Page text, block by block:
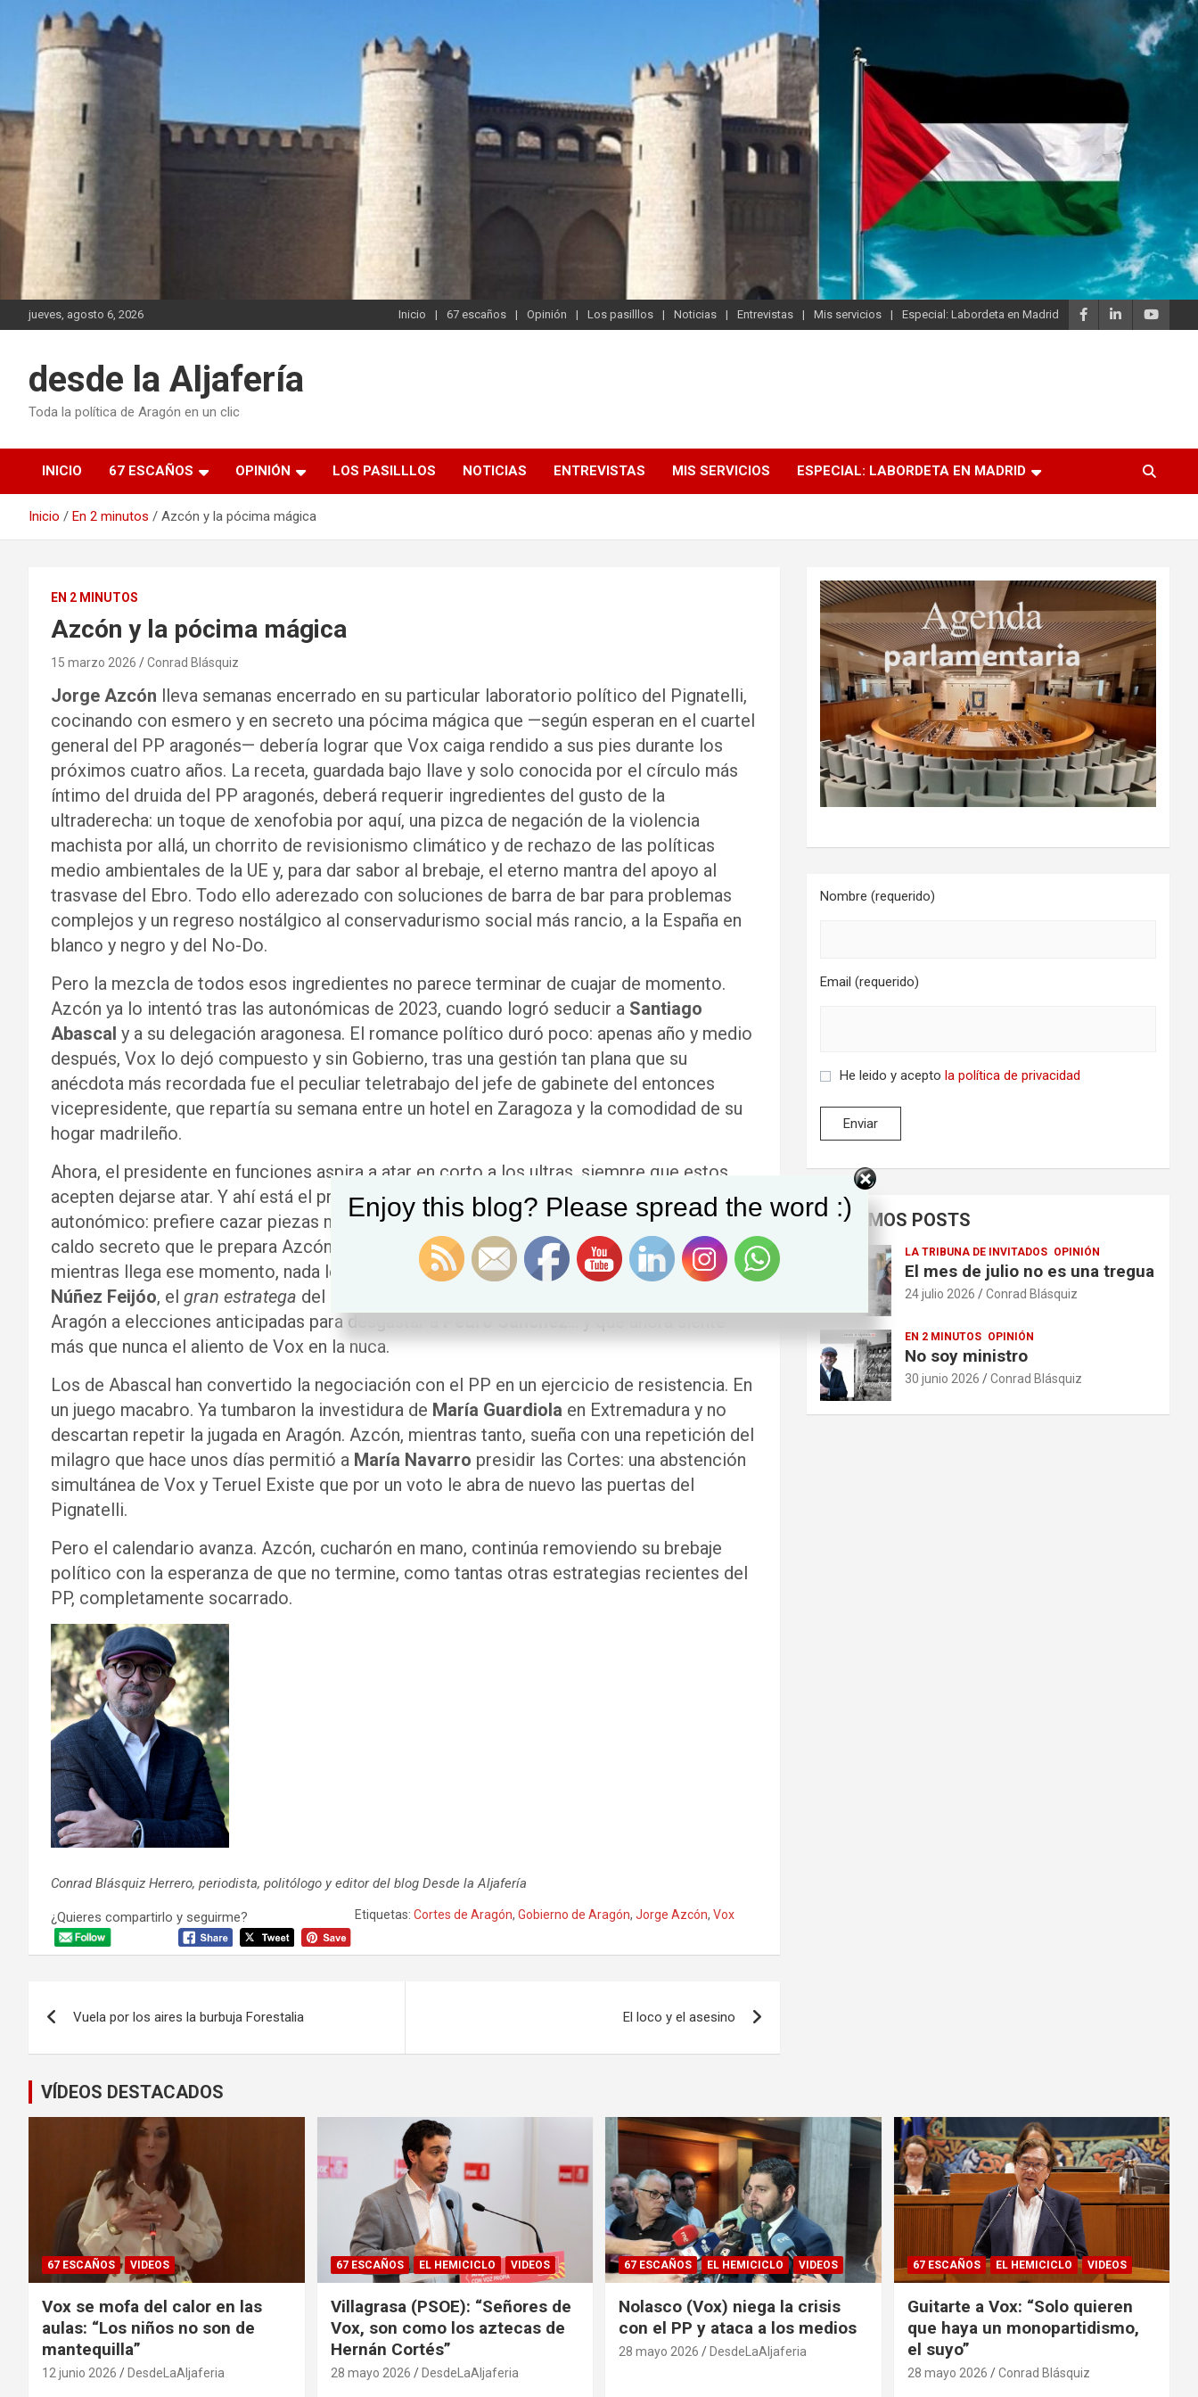
contenido
jueves, agosto 6, 2026 Inicio 67 escaños Opinión Los pasilllos Noticias Entrevistas Mis servicios Especial: Labordeta en Madrid
desde la Aljafería
Toda la política de Aragón en un clic
INICIO 67 ESCAÑOS OPINIÓN LOS PASILLLOS NOTICIAS ENTREVISTAS MIS SERVICIOS ESPECIAL: LABORDETA EN MADRID
Inicio En 2 minutos Azcón y la pócima mágica
EN 2 MINUTOS
Azcón y la pócima mágica
15 marzo 2026 Conrad Blásquiz
Jorge Azcón lleva semanas encerrado en su particular laboratorio político del Pignatelli,
cocinando con esmero y en secreto una pócima mágica que —según esperan en el cuartel
general del PP aragonés— debería lograr que Vox caiga rendido a sus pies durante los
próximos cuatro años. La receta, guardada bajo llave y solo conocida por el círculo más
íntimo del druida del PP aragonés, deberá requerir ingredientes del gusto de la
ultraderecha: un toque de xenofobia por aquí, una pizca de negación de la violencia
machista por allá, un chorrito de revisionismo climático y de rechazo de las políticas
medio ambientales de la UE y, para dar sabor al brebaje, el eterno mantra del apoyo al
trasvase del Ebro. Todo ello aderezado con soluciones de barra de bar para problemas
complejos y un regreso nostálgico al conservadurismo social más rancio, a la España en
blanco y negro y del No-Do.
Pero la mezcla de todos esos ingredientes no parece terminar de cuajar de momento.
Azcón ya lo intentó tras las autonómicas de 2023, cuando logró seducir a Santiago
Abascal y a su delegación aragonesa. El romance político duró poco: apenas año y medio
después, Vox lo dejó compuesto y sin Gobierno, tras una gestión tan plana que su
anécdota más recordada fue el peculiar teletrabajo del jefe de gabinete del entonces
vicepresidente, que repartía su semana entre un hotel en Zaragoza y la comodidad de su
hogar madrileño.
Ahora, el presidente en funciones aspira a atar en corto a los ultras, siempre que estos
acepten dejarse atar. Y ahí está el problema. Abascal no se deja impresionar por un sillón
autonómico: prefiere cazar piezas mayores. Prefiere comer un buen jabalí que beber el
caldo secreto que le prepara Azcón. Su objetivo es la Moncloa, desprecia el Pignatelli. Y
mientras llega ese momento, nada le resulta más tentador que hacer sudar aAlberto
Núñez Feijóo, el gran estratega del PP que empujó a sus barones de Extremadura y
Aragón a elecciones anticipadas para desgastar a
más que nunca el aliento de Vox en la nuca.
Los de Abascal han convertido la negociación con el PP en un ejercicio de resistencia. En
un juego macabro. Ya tumbaron la investidura de María Guardiola en Extremadura y no
descartan repetir la jugada en Aragón. Azcón, mientras tanto, sueña con una repetición del
milagro que hace unos días permitió a María Navarro presidir las Cortes: una abstención
simultánea de Vox y Teruel Existe que por un voto le abra de nuevo las puertas del
Pignatelli.
Pero el calendario avanza. Azcón, cucharón en mano, continúa removiendo su brebaje
político con la esperanza de que no termine, como tantas otras estrategias recientes del
PP, completamente socarrado.
Conrad Blásquiz Herrero, periodista, politólogo y editor del blog Desde la Aljafería
¿Quieres compartirlo y seguirme? Etiquetas: Cortes de Aragón, Gobierno de Aragón, Jorge Azcón, Vox
de
entradas
Vuela por los aires la burbuja Forestalia El loco y el asesino
Nombre (requerido)
Email (requerido)
He leido y aceptola política de privacidad
ÚLTIMOS POSTS
LA TRIBUNA DE INVITADOS OPINIÓN
El mes de julio no es una tregua
24 julio 2026 Conrad Blásquiz
EN 2 MINUTOS OPINIÓN
No soy ministro
30 junio 2026 Conrad Blásquiz
VÍDEOS DESTACADOS
67 ESCAÑOS VIDEOS
Vox se mofa del calor en las
aulas: “Los niños no son de
mantequilla”
12 junio 2026 DesdeLaAljaferia
67 ESCAÑOS EL HEMICICLO VIDEOS
Villagrasa (PSOE): “Señores de
Vox, son como los aztecas de
Hernán Cortés”
28 mayo 2026 DesdeLaAljaferia
67 ESCAÑOS EL HEMICICLO VIDEOS
Nolasco (Vox) niega la crisis
con el PP y ataca a los medios
28 mayo 2026 DesdeLaAljaferia
67 ESCAÑOS EL HEMICICLO VIDEOS
Guitarte a Vox: “Solo quieren
que haya un monopartidismo,
el suyo”
28 mayo 2026 Conrad Blásquiz
Enjoy this blog? Please spread the word :)